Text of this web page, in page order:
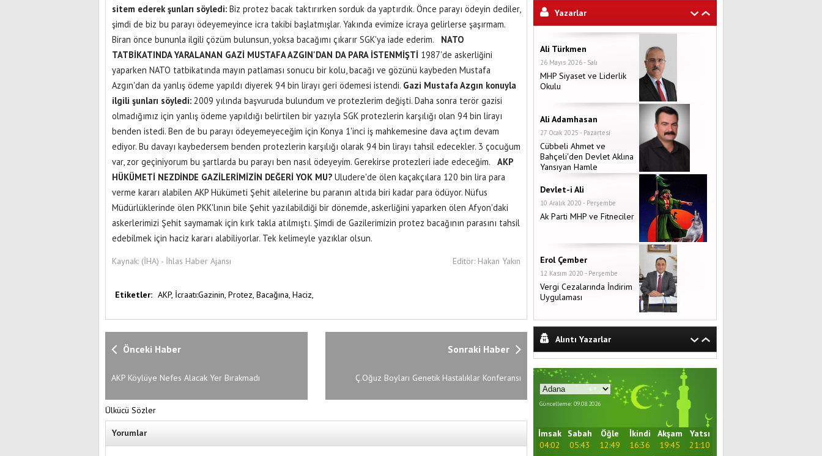
sitem ederek şunları söyledi: Biz protez bacak taktırırken sorduk da yaptırdık. Önce parayı ödeyin dediler,
şimdi de biz bu parayı ödeyemeyince icra takibi başlatmışlar. Yakında evimize icraya gelirlerse şaşırmam.
Biran önce bununla ilgili çözüm bulunsun, yoksa bacağımı çıkarır SGK'ya iade ederim. NATO
TATBİKATINDA YARALANAN GAZİ MUSTAFA AZGIN'DAN DA PARA İSTENMİŞTİ 1987'de askerliğini
yaparken NATO tatbikatında mayın patlaması sonucu bir kolu, bacağı ve gözünü kaybeden Mustafa
Azgın'dan da yanlış ödeme yapıldı diyerek 94 bin lirayı geri ödemesi istendi. Gazi Mustafa Azgın konuyla
ilgili şunları söyledi: 2009 yılında başvuruda bulundum ve protezlerim değişti. Daha sonra terör gazisi
olmadığımız için yanlış ödeme yapıldığı belirtilen bir yazıyla SGK protezlerin karşılığı olan 94 bin lirayı
benden istedi. Ben de bu parayı ödeyemeyeceğim için Konya 1'inci iş mahkemesine dava açtım devam
ediyor. Bu davayı kaybedersem benden protezlerin karşılığı olarak 94 bin lirayı tahsil edecekler. 3 çocuğum
var, zor geçiniyorum bu şartlarda bu parayı ben nasıl ödeyeyim. Gerekirse protezleri iade edeceğim. AKP
HÜKÜMETİ NEZDİNDE GAZİLERİMİZİN DEĞERİ YOK MU? Uludere'de ölen kaçakçılara 120 bin lira para
verme kararı alabilen AKP Hükümeti Şehit ailelerine bu paranın altıda biri kadar para ödüyor. Nüfus
Müdürlüklerinde ölen PKK'lının bile Şehit yazılabildiği bir dönemde, askerliğini yaparken ölen Afyon'daki
askerlerimizi Şehit saymamak için kırk takla atılmıştı. Şimdi de Gazilerimizin protez bacağının parasını tahsil
edebilmek için haciz kararı alabiliyorlar. Tek kelimeyle yazıklar olsun.
Kaynak: (İHA) - İhlas Haber Ajansı Editör: Hakan Yakın
Etiketler: AKP, İcraatı:Gazinin, Protez, Bacağına, Haciz,
Önceki Haber
AKP Köylüye Nefes Alacak Yer Bırakmadı
Sonraki Haber
Ç.Oğuz Boyları Genetik Hastalıklar Konferansı
Ülkücü Sözler
Yorumlar
Yazarlar
Ali Türkmen
26 Mayıs 2026 - Salı
MHP Siyaset ve Liderlik
Okulu
Ali Adamhasan
27 Ocak 2025 - Pazartesi
Cübbeli Ahmet ve
Bahçeli'den Devlet Aklına
Yansıyan Hamle
Devlet-i Ali
10 Aralık 2020 - Perşembe
Ak Parti MHP ve Fitneciler
Erol Çember
12 Kasım 2020 - Perşembe
Vergi Cezalarında İndirim
Uygulaması
Alıntı Yazarlar
Güncelleme: 09.08.2026
İmsak
04:02
Sabah
05:43
Öğle
12:49
İkindi
16:36
Akşam
19:45
Yatsı
21:10